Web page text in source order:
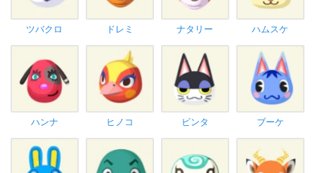
ツバクロ ドレミ ナタリー ハムスケ
ハンナ ヒノコ ビンタ ブーケ